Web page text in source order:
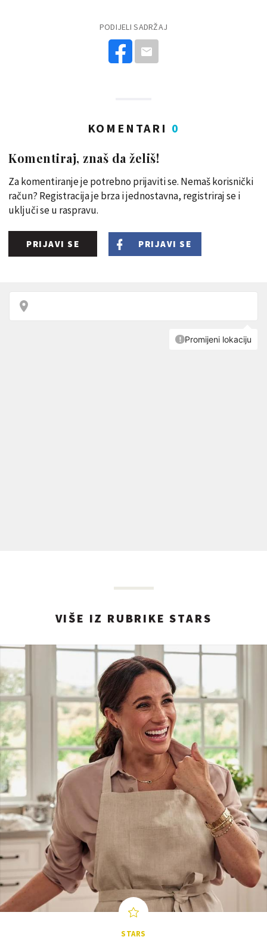
PODIJELI SADRŽAJ
KOMENTARI 0
Komentiraj, znaš da želiš!
Za komentiranje je potrebno prijaviti se. Nemaš korisnički
račun? Registracija je brza i jednostavna, registriraj se i
uključi se u raspravu.
PRIJAVI SE PRIJAVI SE
VIŠE IZ RUBRIKE STARS
STARS